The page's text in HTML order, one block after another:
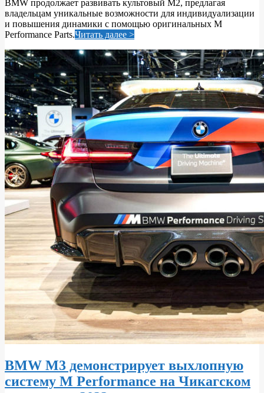
25
BMW продолжает развивать культовый M2, предлагая
владельцам уникальные возможности для индивидуализации
и повышения динамики с помощью оригинальных M
Performance Parts.Читать далее >
BMW M3 демонстрирует выхлопную
систему M Performance на Чикагском